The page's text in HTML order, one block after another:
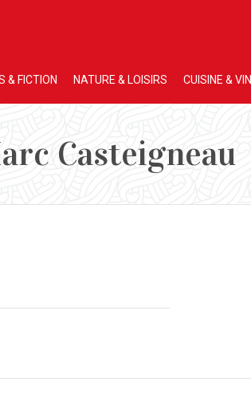
& FICTION NATURE & LOISIRS CUISINE & VIN
Casteigneau